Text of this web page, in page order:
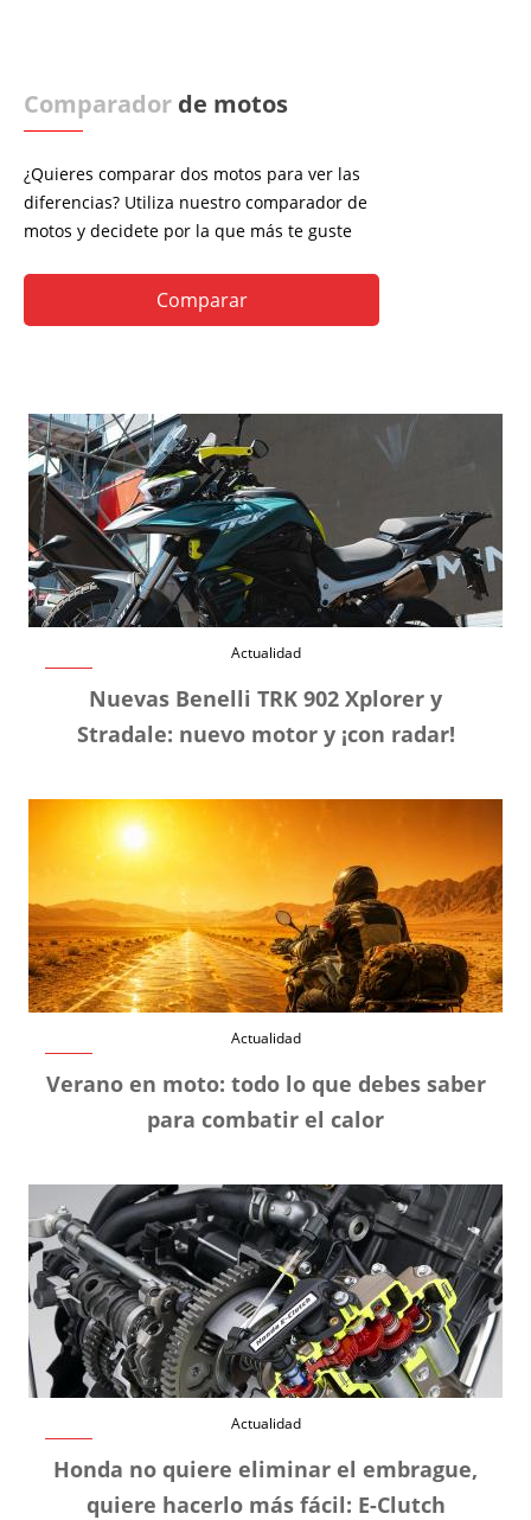
Comparador de motos
¿Quieres comparar dos motos para ver las
diferencias? Utiliza nuestro comparador de
motos y decidete por la que más te guste
Comparar
Actualidad
Nuevas Benelli TRK 902 Xplorer y
Stradale: nuevo motor y ¡con radar!
Actualidad
Verano en moto: todo lo que debes saber
para combatir el calor
Actualidad
Honda no quiere eliminar el embrague,
quiere hacerlo más fácil: E-Clutch